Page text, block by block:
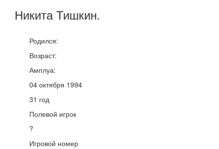
НикитаТишкин.
Родился:
Возраст:
Амплуа:
04 октября 1994
31 год
Полевой игрок
?
Игровой номер